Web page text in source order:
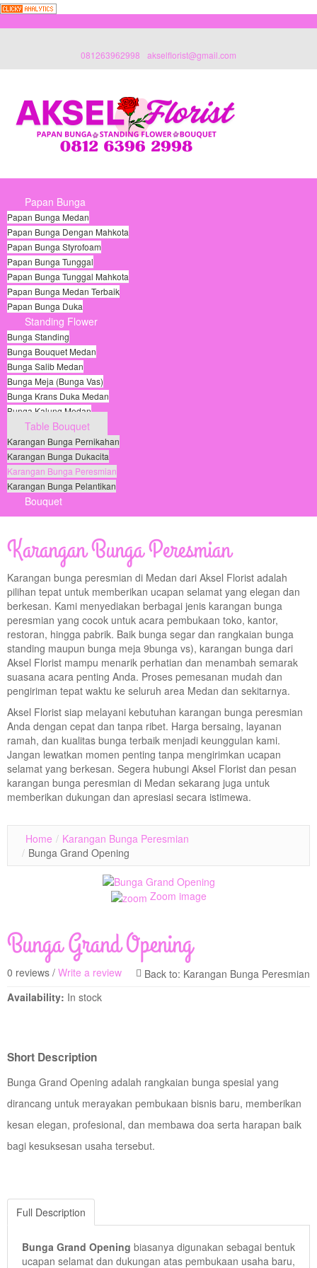
081263962998 akselflorist@gmail.com
Papan Bunga
Papan Bunga Medan
Papan Bunga Dengan Mahkota
Papan Bunga Styrofoam
Papan Bunga Tunggal
Papan Bunga Tunggal Mahkota
Papan Bunga Medan Terbaik
Papan Bunga Duka
Standing Flower
Bunga Standing
Bunga Bouquet Medan
Bunga Salib Medan
Bunga Meja (Bunga Vas)
Bunga Krans Duka Medan
Bunga Kalung Medan
Table Bouquet
Karangan Bunga Pernikahan
Karangan Bunga Dukacita
Karangan Bunga Peresmian
Karangan Bunga Pelantikan
Bouquet
Karangan Bunga Peresmian
Karangan bunga peresmian di Medan dari Aksel Florist adalah
pilihan tepat untuk memberikan ucapan selamat yang elegan dan
berkesan. Kami menyediakan berbagai jenis karangan bunga
peresmian yang cocok untuk acara pembukaan toko, kantor,
restoran, hingga pabrik. Baik bunga segar dan rangkaian bunga
standing maupun bunga meja 9bunga vs), karangan bunga dari
Aksel Florist mampu menarik perhatian dan menambah semarak
suasana acara penting Anda. Proses pemesanan mudah dan
pengiriman tepat waktu ke seluruh area Medan dan sekitarnya.
Aksel Florist siap melayani kebutuhan karangan bunga peresmian
Anda dengan cepat dan tanpa ribet. Harga bersaing, layanan
ramah, dan kualitas bunga terbaik menjadi keunggulan kami.
Jangan lewatkan momen penting tanpa mengirimkan ucapan
selamat yang berkesan. Segera hubungi Aksel Florist dan pesan
karangan bunga peresmian di Medan sekarang juga untuk
memberikan dukungan dan apresiasi secara istimewa.
Home / Karangan Bunga Peresmian
/ Bunga Grand Opening
Zoom image
Bunga Grand Opening
0 reviews / Write a review
Availability: In stock
Short Description
Bunga Grand Opening adalah rangkaian bunga spesial yang
dirancang untuk merayakan pembukaan bisnis baru, memberikan
kesan elegan, profesional, dan membawa doa serta harapan baik
bagi kesuksesan usaha tersebut.
Full Description
Bunga Grand Opening biasanya digunakan sebagai bentuk
ucapan selamat dan dukungan atas pembukaan usaha baru,